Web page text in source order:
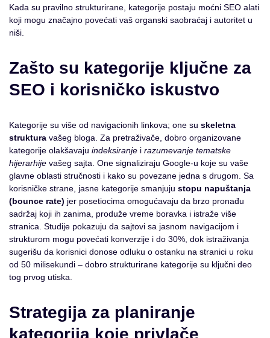
Kada su pravilno strukturirane, kategorije postaju moćni SEO alati
koji mogu značajno povećati vaš organski saobraćaj i autoritet u
niši.
Zašto su kategorije ključne za
SEO i korisničko iskustvo
Kategorije su više od navigacionih linkova; one su skeletna
struktura vašeg bloga. Za pretraživače, dobro organizovane
kategorije olakšavaju indeksiranje i razumevanje tematske
hijerarhije vašeg sajta. One signaliziraju Google-u koje su vaše
glavne oblasti stručnosti i kako su povezane jedna s drugom. Sa
korisničke strane, jasne kategorije smanjuju stopu napuštanja
(bounce rate) jer posetiocima omogućavaju da brzo pronađu
sadržaj koji ih zanima, produže vreme boravka i istraže više
stranica. Studije pokazuju da sajtovi sa jasnom navigacijom i
strukturom mogu povećati konverzije i do 30%, dok istraživanja
sugerišu da korisnici donose odluku o ostanku na stranici u roku
od 50 milisekundi – dobro strukturirane kategorije su ključni deo
tog prvog utiska.
Strategija za planiranje
kategorija koje privlače